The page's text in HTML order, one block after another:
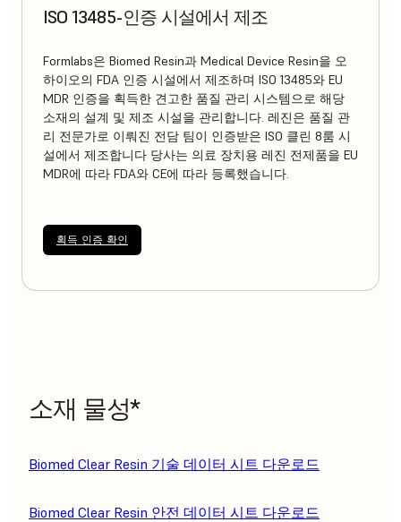
ISO 13485-인증 시설에서 제조
Formlabs은 Biomed Resin과 Medical Device Resin을 오
하이오의 FDA 인증 시설에서 제조하며 ISO 13485와 EU
MDR 인증을 획득한 견고한 품질 관리 시스템으로 해당
소재의 설계 및 제조 시설을 관리합니다. 레진은 품질 관
리 전문가로 이뤄진 전담 팀이 인증받은 ISO 클린 8룸 시
설에서 제조합니다 당사는 의료 장치용 레진 전제품을 EU
MDR에 따라 FDA와 CE에 따라 등록했습니다.
획득 인증 확인
소재 물성*
Biomed Clear Resin 기술 데이터 시트 다운로드
Biomed Clear Resin 안전 데이터 시트 다운로드